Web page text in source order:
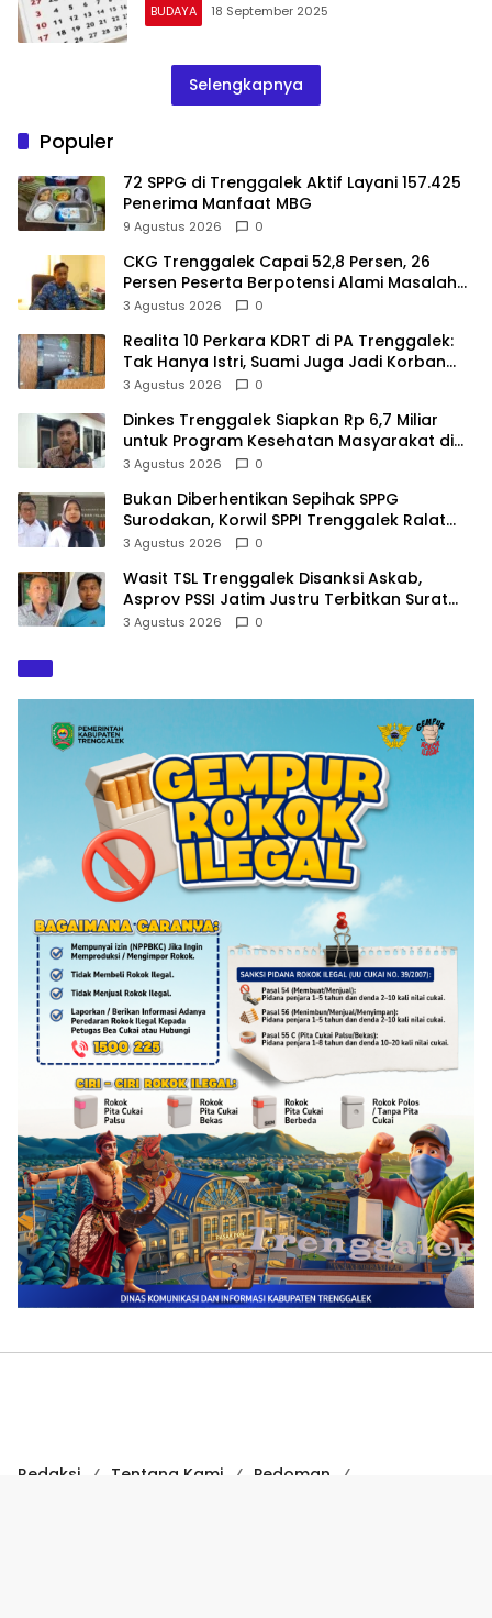
BUDAYA 18 September 2025
Selengkapnya
Populer
72 SPPG di Trenggalek Aktif Layani 157.425
Penerima Manfaat MBG
9 Agustus 2026 0
CKG Trenggalek Capai 52,8 Persen, 26
Persen Peserta Berpotensi Alami Masalah
Kejiwaan
3 Agustus 2026 0
Realita 10 Perkara KDRT di PA Trenggalek:
Tak Hanya Istri, Suami Juga Jadi Korban
Kekerasan
3 Agustus 2026 0
Dinkes Trenggalek Siapkan Rp 6,7 Miliar
untuk Program Kesehatan Masyarakat di
2027
3 Agustus 2026 0
Bukan Diberhentikan Sepihak SPPG
Surodakan, Korwil SPPI Trenggalek Ralat
Pernyataan Soal Permata Umat Tolak MBG
3 Agustus 2026 0
Wasit TSL Trenggalek Disanksi Askab,
Asprov PSSI Jatim Justru Terbitkan Surat
Tugas di Hari yang Sama
3 Agustus 2026 0
Redaksi Tentang Kami
Pedoman